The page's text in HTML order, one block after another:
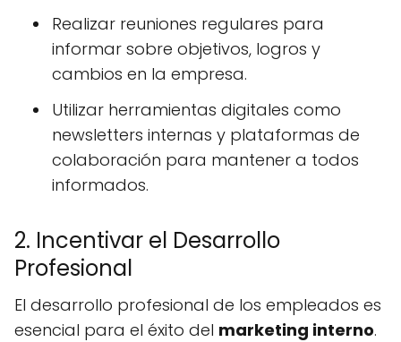
Realizar reuniones regulares para
informar sobre objetivos, logros y
cambios en la empresa.
Utilizar herramientas digitales como
newsletters internas y plataformas de
colaboración para mantener a todos
informados.
2. Incentivar el Desarrollo
Profesional
El desarrollo profesional de los empleados es
esencial para el éxito del marketing interno.